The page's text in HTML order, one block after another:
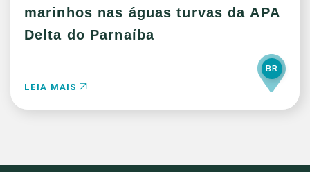
marinhos nas águas turvas da APA
Delta do Parnaíba
LEIA MAIS
BR